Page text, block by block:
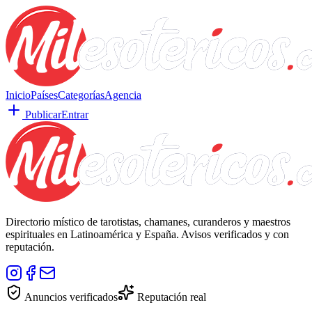
InicioPaísesCategoríasAgencia
PublicarEntrar
Directorio místico de tarotistas, chamanes, curanderos y maestros
espirituales en Latinoamérica y España. Avisos verificados y con
reputación.
Anuncios verificados Reputación real